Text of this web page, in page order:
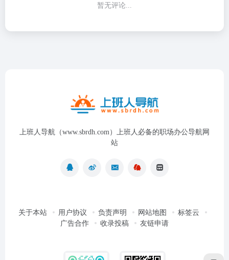
暂无评论...
上班人导航（www.sbrdh.com）上班人必备的职场办公导航网
站
关于本站 用户协议 负责声明 网站地图
标签云
广告合作
收录投稿 友链申请